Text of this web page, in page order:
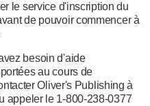
le service d'inscription du
de pouvoir commencer à
besoin d'aide
au cours de
Oliver's Publishing à
appeler le 1-800-238-0377